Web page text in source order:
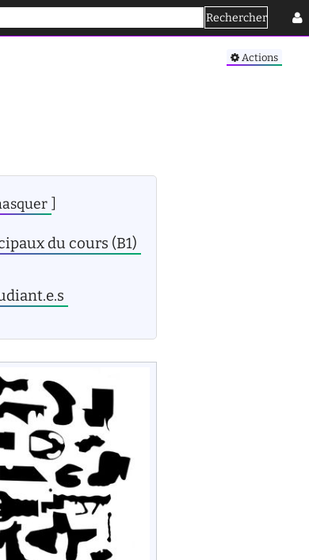
Rechercher
Se connecter
Actions
]
du cours (B1)